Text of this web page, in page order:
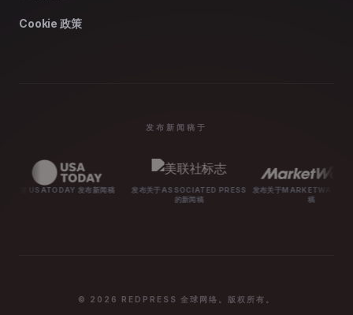
Cookie 政策
发布新闻稿于
发布新闻稿
发布关于ASSOCIATED PRESS
发布关于MARKETWATCH的新闻
发布关
© 2026 REDPRESS 全球网络。版权所有。